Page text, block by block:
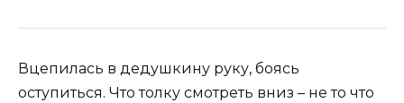
Вцепилась в дедушкину руку, боясь
оступиться. Что толку смотреть вниз – не то что